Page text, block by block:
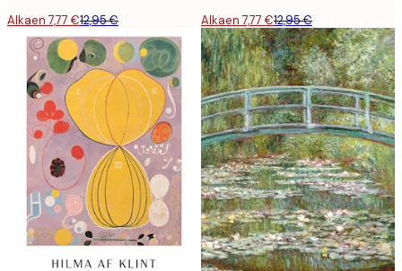
Alkaen 7,77 €12,95 € Alkaen 7,77 €12,95 €